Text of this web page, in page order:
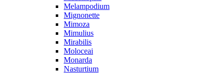
Melampodium
Mignonette
Mimoza
Mimulius
Mirabilis
Moloceai
Monarda
Nasturtium